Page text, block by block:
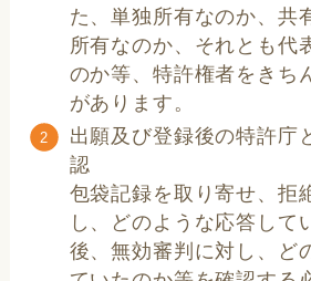
た、単独所有なのか、共
所有なのか、それとも代
のか等、特許権者をきち
があります。
出願及び登録後の特許庁
認
包袋記録を取り寄せ、拒
し、どのような応答して
後、無効審判に対し、ど